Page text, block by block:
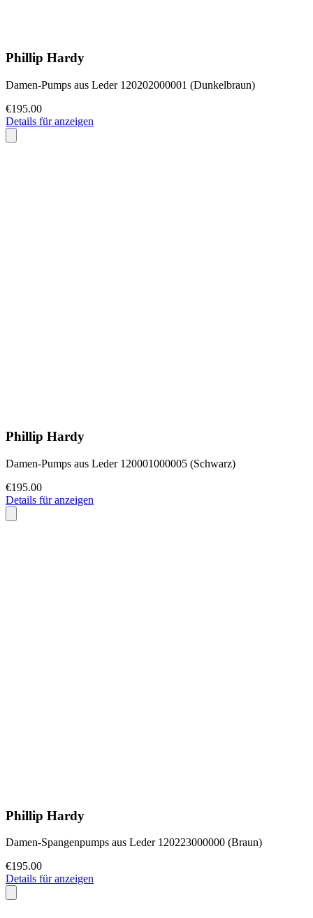
Phillip Hardy
Damen-Pumps aus Leder 120202000001 (Dunkelbraun)
€195.00
Details für anzeigen
Phillip Hardy
Damen-Pumps aus Leder 120001000005 (Schwarz)
€195.00
Details für anzeigen
Phillip Hardy
Damen-Spangenpumps aus Leder 120223000000 (Braun)
€195.00
Details für anzeigen